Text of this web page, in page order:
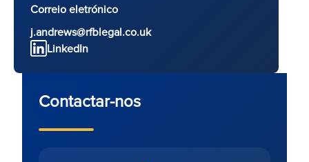
Correio eletrónico
j.andrews@rfblegal.co.uk
LinkedIn
Contactar-nos